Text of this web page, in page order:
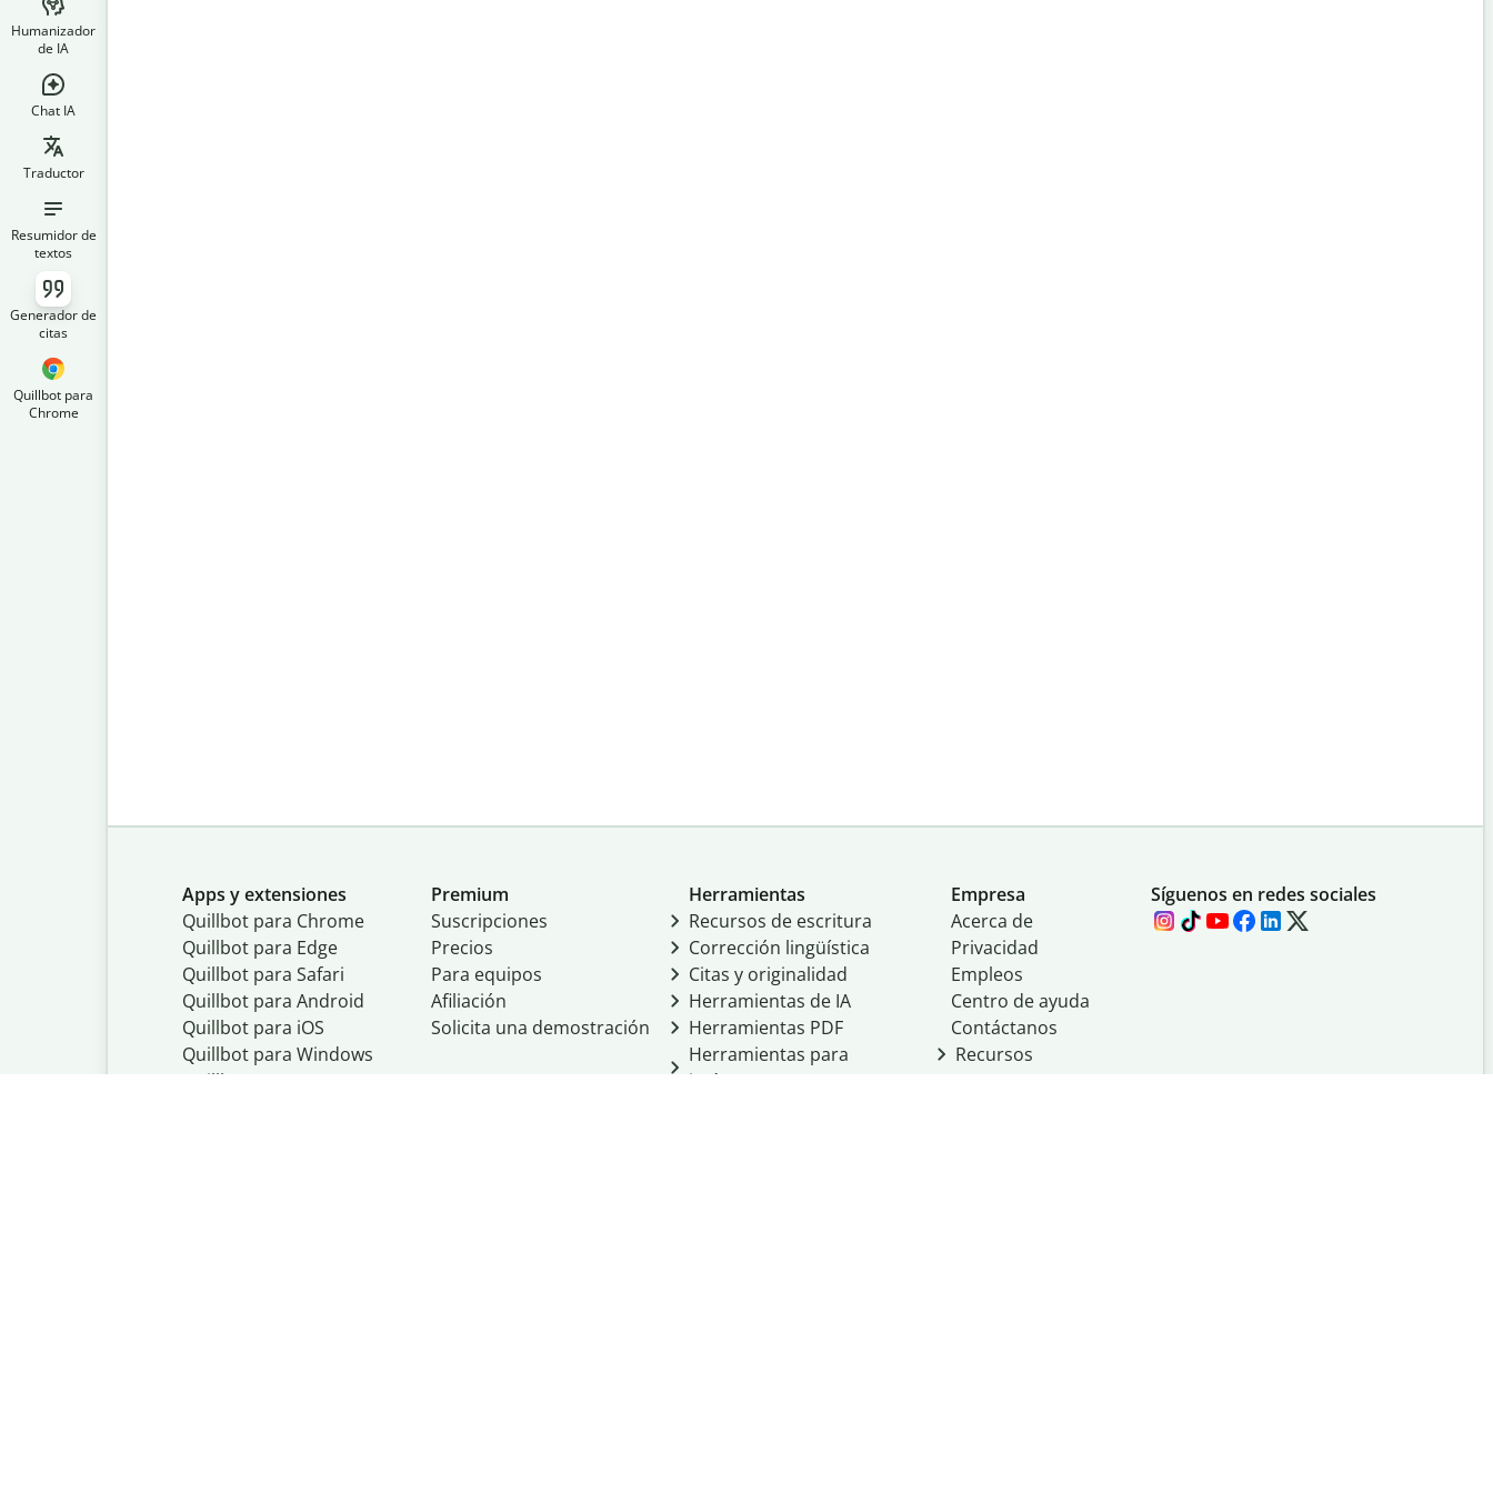
Humanizador
de IA
Chat IA
Traductor
Resumidor de
textos
Generador de
citas
Quillbot para
Chrome
Apps y extensiones
Quillbot para Chrome
Quillbot para Edge
Quillbot para Safari
Quillbot para Android
Quillbot para iOS
Quillbot para Windows
Quillbot para macOS
Premium
Suscripciones
Precios
Para equipos
Afiliación
Solicita una demostración
Herramientas
Recursos de escritura
Corrección lingüística
Citas y originalidad
Herramientas de IA
Herramientas PDF
Herramientas para
imágenes
Empresa
Acerca de
Privacidad
Empleos
Centro de ayuda
Contáctanos
Recursos
Síguenos en redes sociales